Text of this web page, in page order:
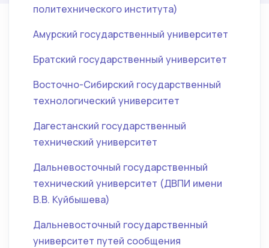
политехнического института)
Амурский государственный университет
Братский государственный университет
Восточно-Сибирский государственный
технологический университет
Дагестанский государственный
технический университет
Дальневосточный государственный
технический университет (ДВПИ имени
В.В. Куйбышева)
Дальневосточный государственный
университет путей сообщения